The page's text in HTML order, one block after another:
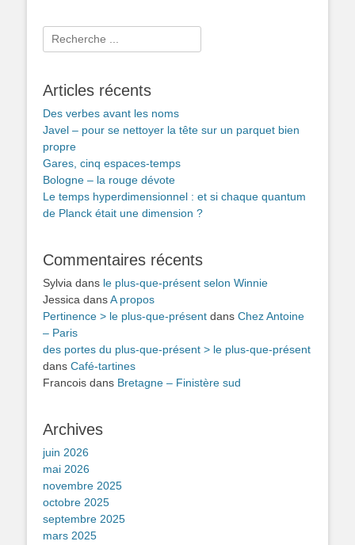
Rechercher :
Articles récents
Des verbes avant les noms
Javel – pour se nettoyer la tête sur un parquet bien
propre
Gares, cinq espaces-temps
Bologne – la rouge dévote
Le temps hyperdimensionnel : et si chaque quantum
de Planck était une dimension ?
Commentaires récents
Sylvia dans le plus-que-présent selon Winnie
Jessica dansA propos
Pertinence > le plus-que-présent dans Chez Antoine
– Paris
des portes du plus-que-présent > le plus-que-présent
dans Café-tartines
Francois dans Bretagne – Finistère sud
Archives
juin 2026
mai 2026
novembre 2025
octobre 2025
septembre 2025
mars 2025